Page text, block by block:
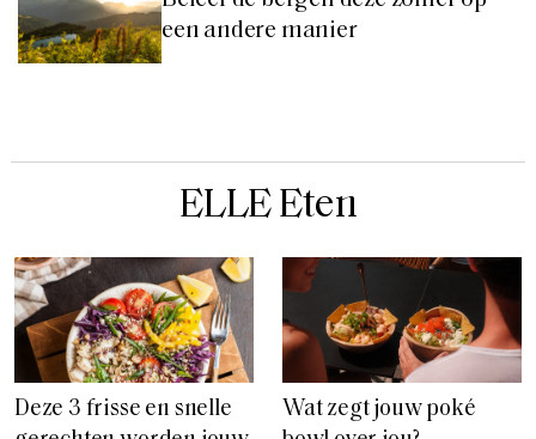
een andere manier
ELLE Eten
Deze 3 frisse en snelle
Wat zegt jouw poké